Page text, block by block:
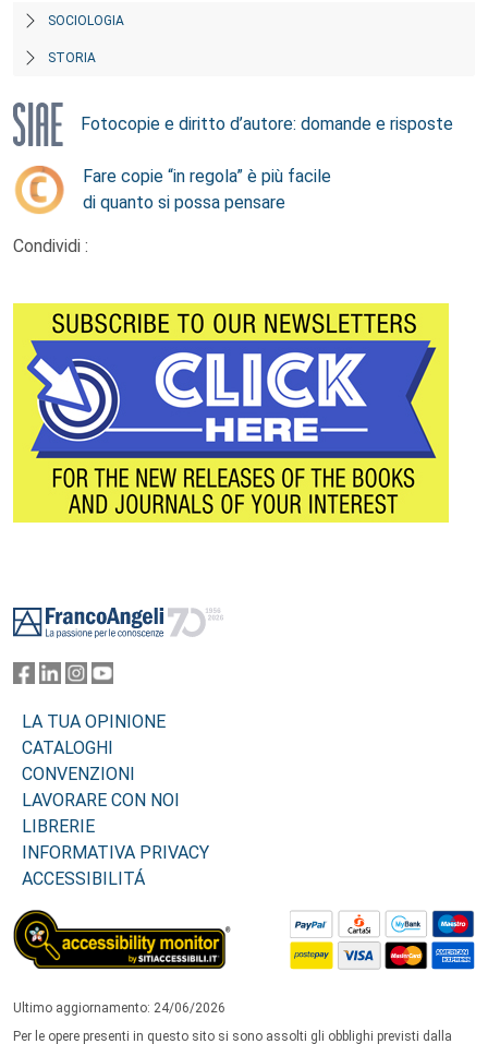
SOCIOLOGIA
STORIA
Fotocopie e diritto d’autore: domande e risposte
Fare copie “in regola” è più facile
di quanto si possa pensare
Condividi :
LA TUA OPINIONE
CATALOGHI
CONVENZIONI
LAVORARE CON NOI
LIBRERIE
INFORMATIVA PRIVACY
ACCESSIBILITÁ
Ultimo aggiornamento: 24/06/2026
Per le opere presenti in questo sito si sono assolti gli obblighi previsti dalla